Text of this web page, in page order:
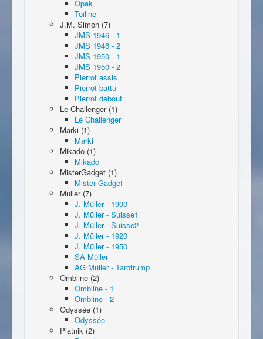
Opak
Toiline
J.M. Simon (7)
JMS 1946 - 1
JMS 1946 - 2
JMS 1950 - 1
JMS 1950 - 2
Pierrot assis
Pierrot battu
Pierrot debout
Le Challenger (1)
Le Challenger
Marki (1)
Marki
Mikado (1)
Mikado
MisterGadget (1)
Mister Gadget
Muller (7)
J. Müller - 1900
J. Müller - Suisse1
J. Müller - Suisse2
J. Müller - 1920
J. Müller - 1950
SA Müller
AG Müller - Tarotrump
Ombline (2)
Ombline - 1
Ombline - 2
Odyssée (1)
Odyssée
Piatnik (2)